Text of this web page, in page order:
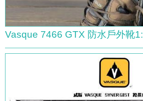
Vasque 7466 GTX 防水戶外靴